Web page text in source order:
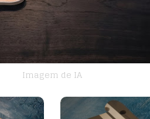
Imagem de IA